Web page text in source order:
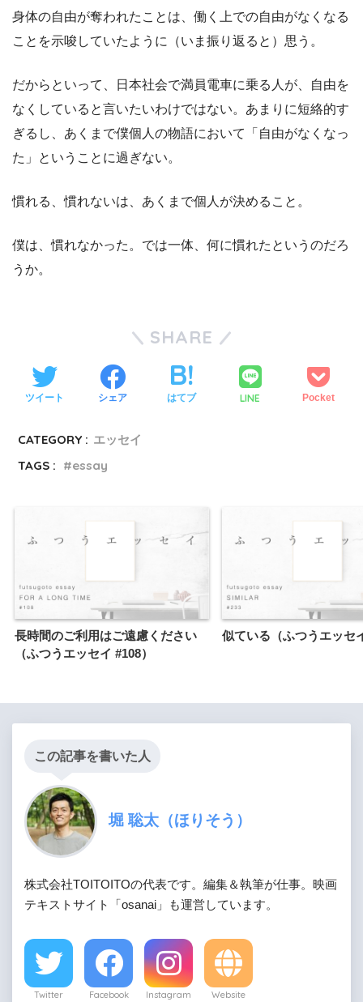
身体の自由が奪われたことは、働く上での自由がなくなる
ことを示唆していたように（いま振り返ると）思う。
だからといって、日本社会で満員電車に乗る人が、自由を
なくしていると言いたいわけではない。あまりに短絡的す
ぎるし、あくまで僕個人の物語において「自由がなくなっ
た」ということに過ぎない。
慣れる、慣れないは、あくまで個人が決めること。
僕は、慣れなかった。では一体、何に慣れたというのだろ
うか。
SHARE
ツイート シェア はてブ LINE Pocket
CATEGORY : エッセイ
TAGS :
essay
長時間のご利用はご遠慮ください
（ふつうエッセイ #108）
似ている（ふつうエッセ
この記事を書いた人
堀 聡太（ほりそう）
株式会社TOITOITOの代表です。編集＆執筆が仕事。映画
テキストサイト「osanai」も運営しています。
Twitter Facebook Instagram Website